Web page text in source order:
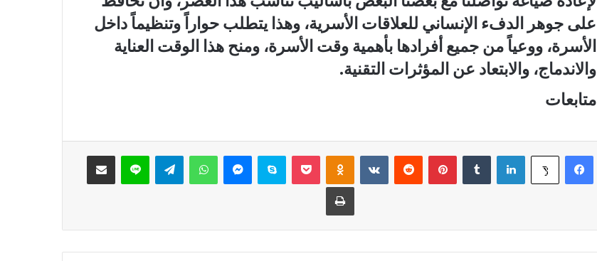
على جوهر الدفء الإنساني للعلاقات الأسرية، وهذا يتطلب حواراً وتنظيماً داخل
الأسرة، ووعياً من جميع أفرادها بأهمية وقت الأسرة، ومنح هذا الوقت العناية
والاندماج، والابتعاد عن المؤثرات التقنية.
متابعات
فيسبوك ‫X لينكدإن بينتيريست سكايب واتساب لاين